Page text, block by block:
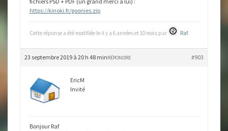
https://kinoki.fr/goonies.zip
Cette réponse a été modifiée le il y a 6 années et 10 mois par Raf.
23 septembre 2019 à 20 h 48 min #903
RÉPONDRE
EricM
Invité
Bonjour Raf